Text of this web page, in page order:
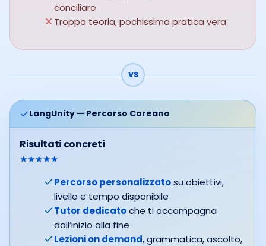
conciliare
Troppa teoria, pochissima pratica vera
VS
LangUnity — Percorso Coreano
Risultati concreti
★★★★★
Percorso personalizzatosu obiettivi,
livello e tempo disponibile
Tutor dedicatoche ti accompagna
dall’inizio alla fine
Lezioni on demand, grammatica, ascolto,